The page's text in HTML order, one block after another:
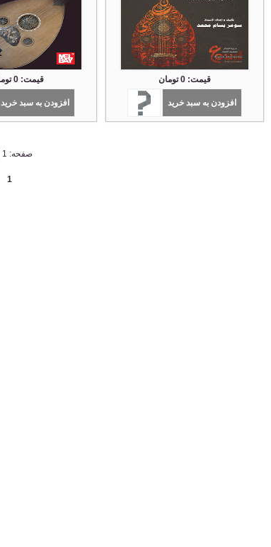
قیمت: 0 تومان
افزودن به سبد خرید
قیمت: 0 تومان
افزودن به سبد خرید
صفحه: 1 از 1
1